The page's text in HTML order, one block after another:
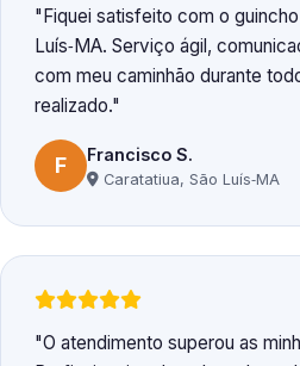
Fiquei satisfeito com o guincho
Luís‑MA. Serviço ágil,
com meu caminhão durante
realizado.
F Francisco S.
Caratatiua, São Luís‑MA
O atendimento superou as